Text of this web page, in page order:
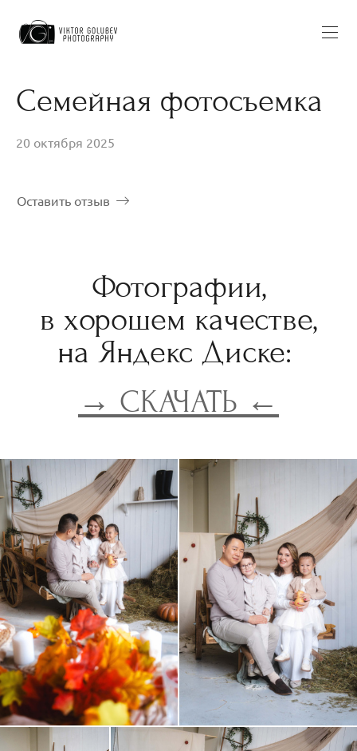
Семейная фотосъемка
20 октября 2025
Оставить отзыв
Фотографии,
в хорошем качестве,
на Яндекс Диске:
→ СКАЧАТЬ ←